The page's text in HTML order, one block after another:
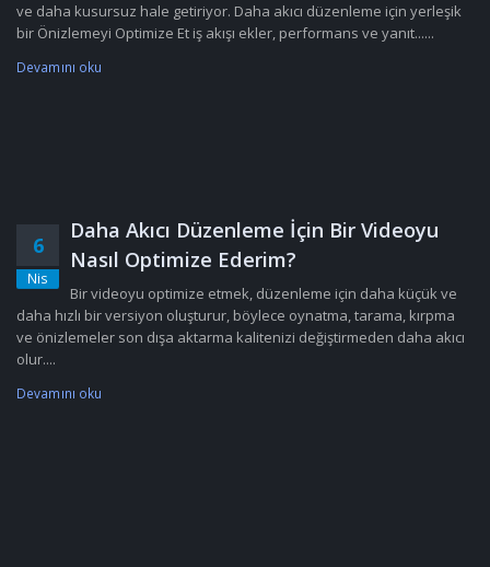
ve daha kusursuz hale getiriyor. Daha akıcı düzenleme için yerleşik
bir Önizlemeyi Optimize Et iş akışı ekler, performans ve yanıt......
Devamını oku
6
Nis
Daha Akıcı Düzenleme İçin Bir Videoyu
Nasıl Optimize Ederim?
Bir videoyu optimize etmek, düzenleme için daha küçük ve
daha hızlı bir versiyon oluşturur, böylece oynatma, tarama, kırpma
ve önizlemeler son dışa aktarma kalitenizi değiştirmeden daha akıcı
olur....
Devamını oku